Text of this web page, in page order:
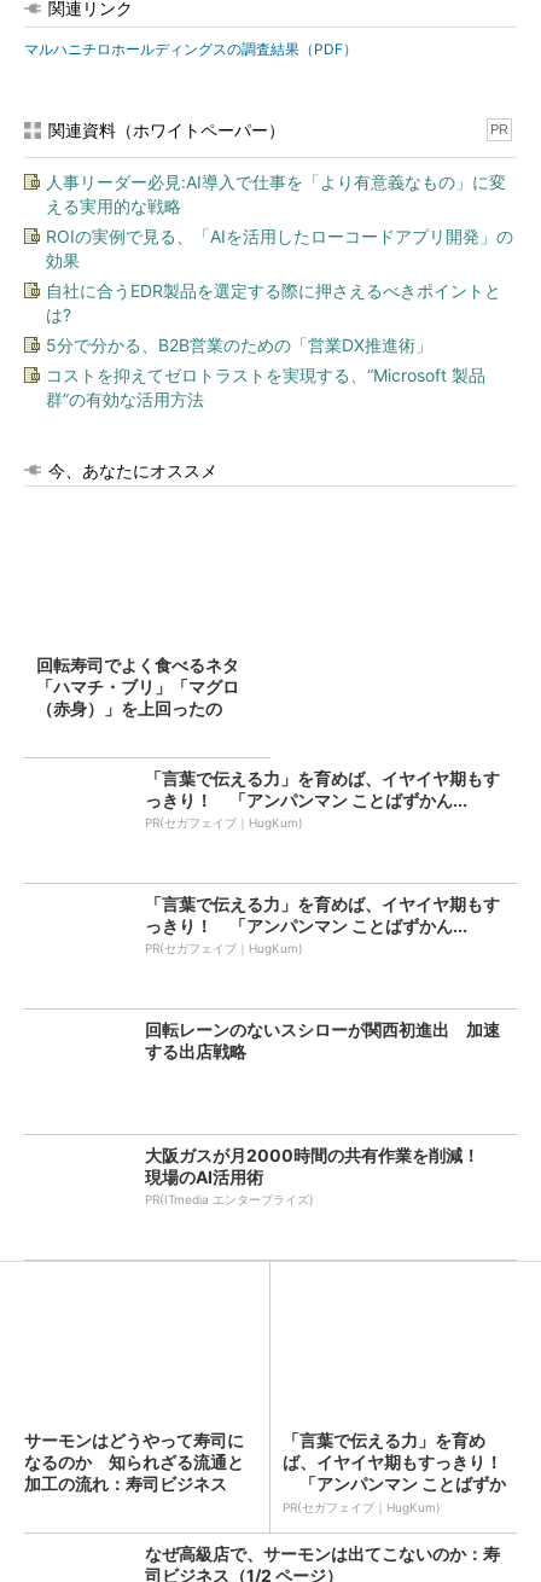
関連リンク
マルハニチロホールディングスの調査結果（PDF）
関連資料（ホワイトペーパー） PR
人事リーダー必見:AI導入で仕事を「より有意義なもの」に変
える実用的な戦略
ROIの実例で見る、「AIを活用したローコードアプリ開発」の
効果
自社に合うEDR製品を選定する際に押さえるべきポイントと
は?
5分で分かる、B2B営業のための「営業DX推進術」
コストを抑えてゼロトラストを実現する、“Microsoft 製品
群”の有効な活用方法
今、あなたにオススメ
回転寿司でよく食べるネタ
「ハマチ・ブリ」「マグロ
（赤身）」を上回ったの
「言葉で伝える力」を育めば、イヤイヤ期もす
っきり！ 「アンパンマン ことばずかん...
PR(セガフェイブ｜HugKum)
「言葉で伝える力」を育めば、イヤイヤ期もす
っきり！ 「アンパンマン ことばずかん...
PR(セガフェイブ｜HugKum)
回転レーンのないスシローが関西初進出 加速
する出店戦略
大阪ガスが月2000時間の共有作業を削減！
現場のAI活用術
PR(ITmedia エンタープライズ)
サーモンはどうやって寿司に
なるのか 知られざる流通と
加工の流れ：寿司ビジネス
「言葉で伝える力」を育め
ば、イヤイヤ期もすっきり！
「アンパンマン ことばずか
ん...
PR(セガフェイブ｜HugKum)
なぜ高級店で、サーモンは出てこないのか：寿
司ビジネス（1/2 ページ）